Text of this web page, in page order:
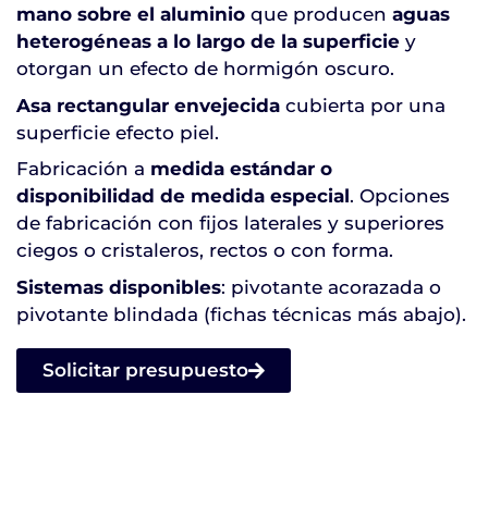
mano sobre el aluminio que producen aguas
heterogéneas a lo largo de la superficie y
otorgan un efecto de hormigón oscuro.
Asa rectangular envejecida cubierta por una
superficie efecto piel.
Fabricación a medida estándar o
disponibilidad de medida especial. Opciones
de fabricación con fijos laterales y superiores
ciegos o cristaleros, rectos o con forma.
Sistemas disponibles: pivotante acorazada o
pivotante blindada (fichas técnicas más abajo).
Solicitar presupuesto